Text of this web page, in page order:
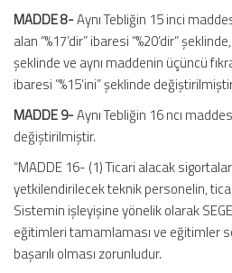
MADDE 8-Aynı Tebliğin 15 inci
alan “%17’dir” ibaresi “%20’dir”
şeklinde ve aynı maddenin üçüncü
ibaresi “%15’ini” şeklinde
MADDE 9-Aynı Tebliğin 16 ncı
değiştirilmiştir.
“MADDE 16- (1) Ticari alacak
yetkilendirilecek teknik personelin,
Sistemin işleyişine yönelik olarak
eğitimleri tamamlaması ve eğitimler
başarılı olması zorunludur.